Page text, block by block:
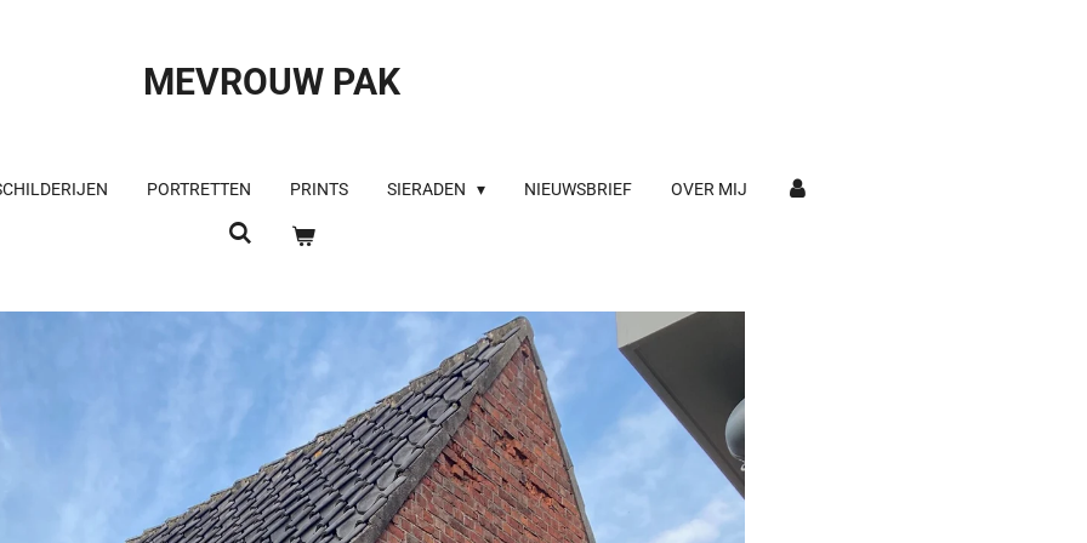
MEVROUW PAK
PORTRETTEN PRINTS SIERADEN NIEUWSBRIEF OVER MIJ